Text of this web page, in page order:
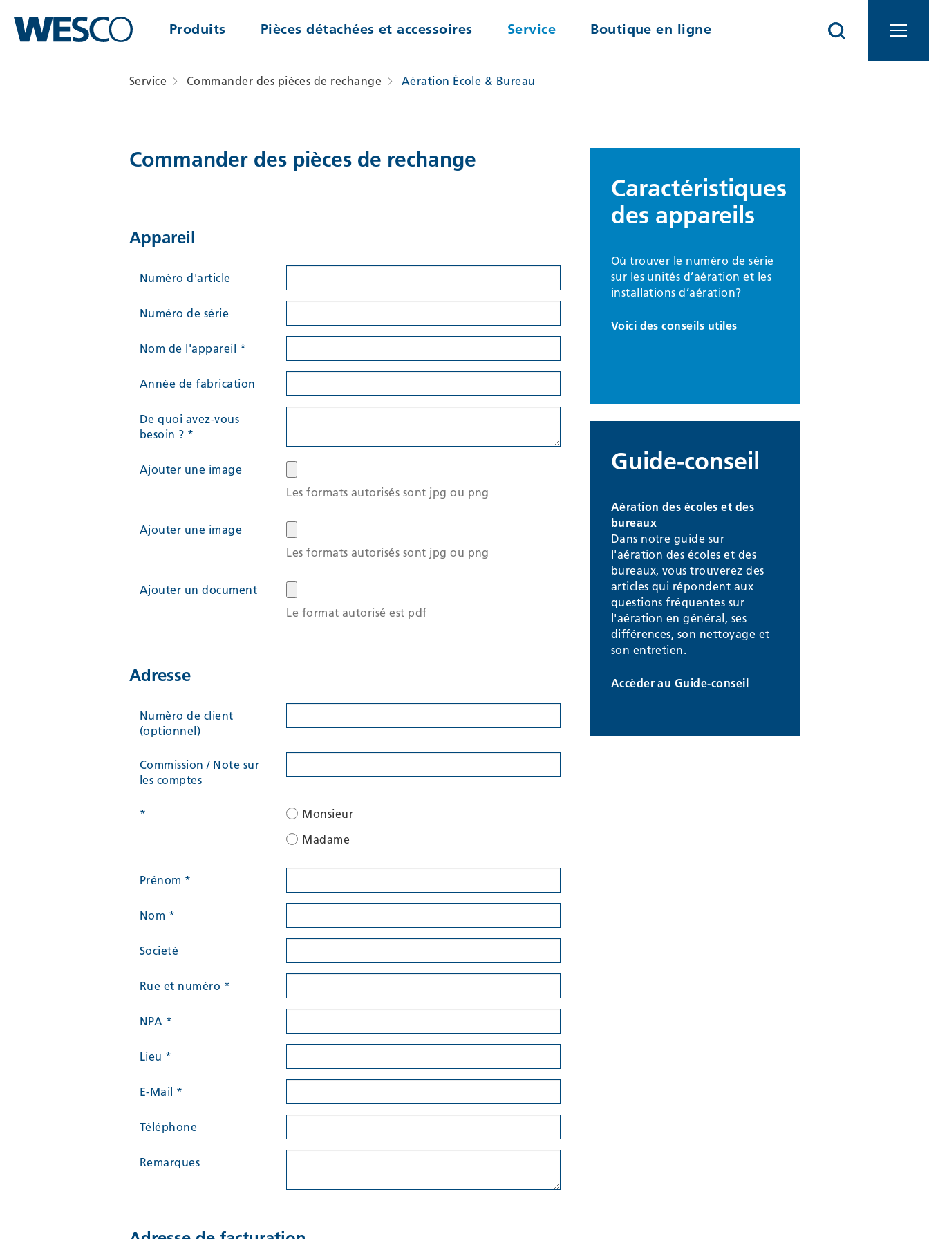
Commander
des
Produits Pièces détachées et accessoires Service Boutique en ligne
Rootline
Service Commander des pièces de rechange Aération École & Bureau
Commander des pièces de rechange
Appareil
Numéro d'article
Numéro de série
Nom de l'appareil *
Année de fabrication
De quoi avez-vous
besoin ? *
Ajouter une image
Les formats autorisés sont jpg ou png
Ajouter une image
Les formats autorisés sont jpg ou png
Ajouter un document
Le format autorisé est pdf
Adresse
Numèro de client
(optionnel)
Commission / Note sur
les comptes
*
Monsieur
Madame
Prénom *
Nom *
Societé
Rue et numéro *
NPA *
Lieu *
E-Mail *
Téléphone
Remarques
Caractéristiques
des appareils
Où trouver le numéro de série
sur les unités d’aération et les
installations d’aération?
Voici des conseils utiles
Guide-conseil
Aération des écoles et des
bureaux
Dans notre guide sur
l'aération des écoles et des
bureaux, vous trouverez des
articles qui répondent aux
questions fréquentes sur
l'aération en général, ses
différences, son nettoyage et
son entretien.
Accèder au Guide-conseil